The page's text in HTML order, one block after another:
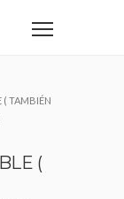
( TAMBIÉN
(